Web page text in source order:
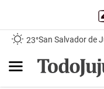
23°San Salvador de